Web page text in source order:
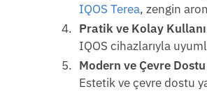
IQOS Terea, zengin
Pratik ve Kolay
IQOS cihazlarıyla
Modern ve Çevre Dostu
Estetik ve çevre dostu